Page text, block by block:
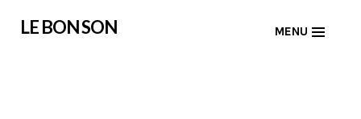
LE BON SON MENU